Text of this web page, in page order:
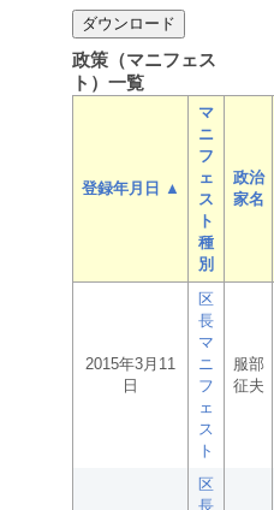
政策（マニフェス
ト）一覧
登録年月日 ▲
マ
ニ
フ
ェ
ス
ト
種
別
政治
家名
2015年3月11
日
区
長
マ
ニ
フ
ェ
ス
ト
服部
征夫
区
長